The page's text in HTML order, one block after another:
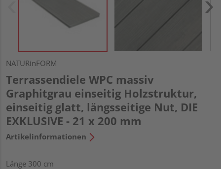
NATURinFORM
Terrassendiele WPC massiv
Graphitgrau einseitig Holzstruktur,
einseitig glatt, längsseitige Nut, DIE
EXKLUSIVE - 21 x 200 mm
Artikelinformationen
Länge 300 cm